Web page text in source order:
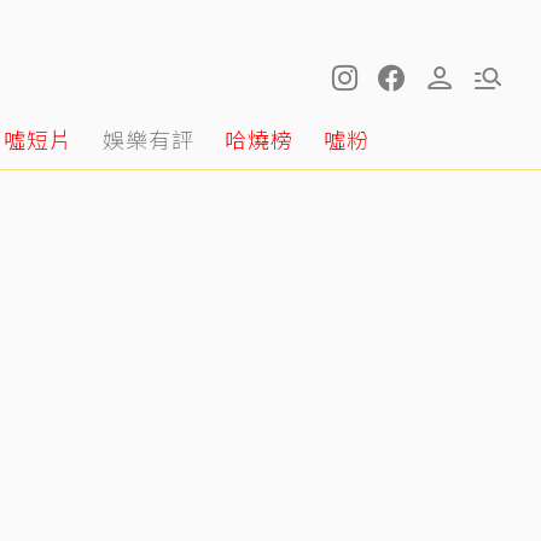
噓短片 娛樂有評 哈燒榜 噓粉